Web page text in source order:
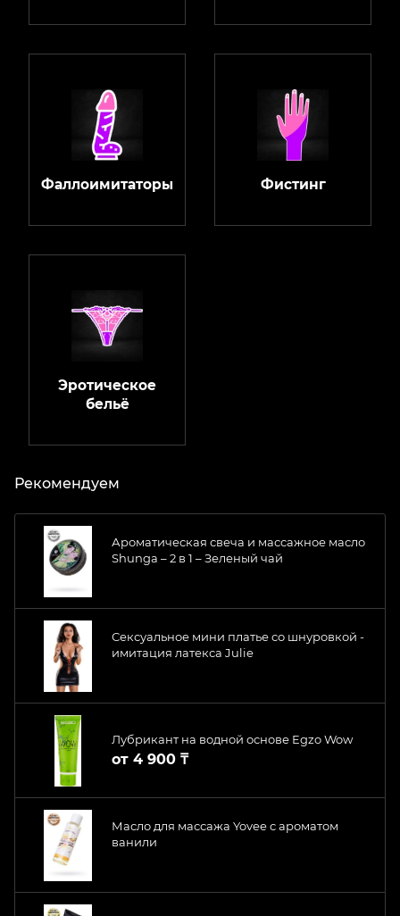
Фаллоимитаторы Фистинг
Эротическое
бельё
Рекомендуем
Ароматическая свеча и массажное масло
Shunga – 2 в 1 – Зеленый чай
Сексуальное мини платье со шнуровкой -
имитация латекса Julie
Лубрикант на водной основе Egzo Wow
от 4 900 ₸
Масло для массажа Yovee с ароматом
ванили